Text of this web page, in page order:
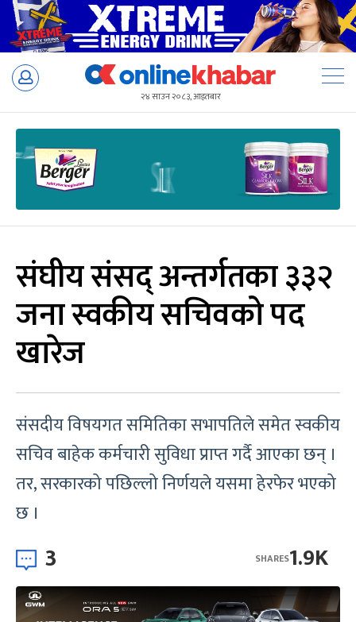
Skip
२४ साउन २०८३, आइतबार
संघीय संसद् अन्तर्गतका ३३२
जना स्वकीय सचिवको पद
खारेज
संसदीय विषयगत समितिका सभापतिले समेत स्वकीय
सचिव बाहेक कर्मचारी सुविधा प्राप्त गर्दै आएका छन् ।
तर, सरकारको पछिल्लो निर्णयले यसमा हेरफेर भएको
छ ।
3 1.9K
SHARES